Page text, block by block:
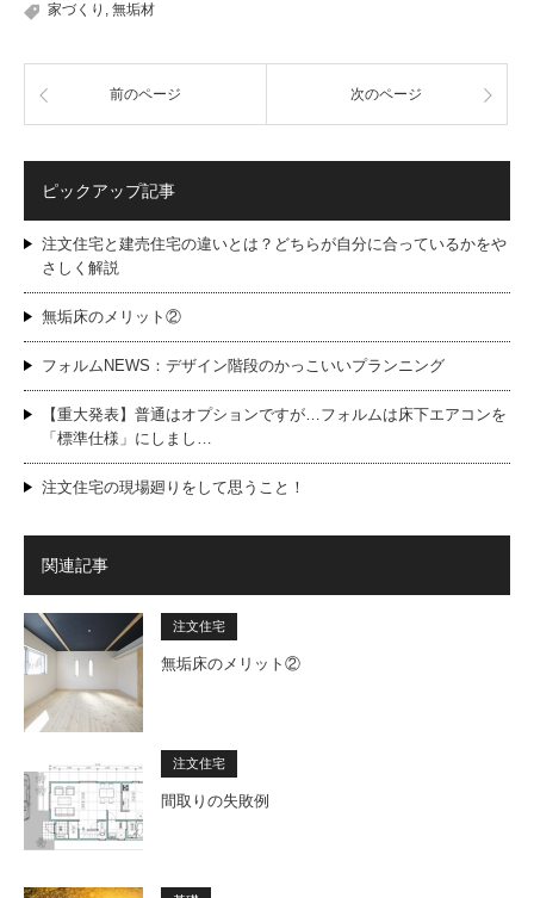
家づくり , 無垢材
前のページ 次のページ
ピックアップ記事
注文住宅と建売住宅の違いとは？どちらが自分に合っているかをや
さしく解説
無垢床のメリット②
フォルムNEWS：デザイン階段のかっこいいプランニング
【重大発表】普通はオプションですが…フォルムは床下エアコンを
「標準仕様」にしまし…
注文住宅の現場廻りをして思うこと！
関連記事
注文住宅
無垢床のメリット②
注文住宅
間取りの失敗例